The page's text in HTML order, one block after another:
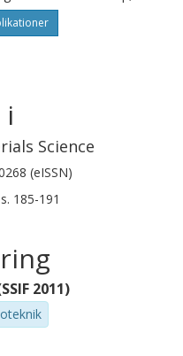
i
Science
(eISSN)
s. 185-191
2011)